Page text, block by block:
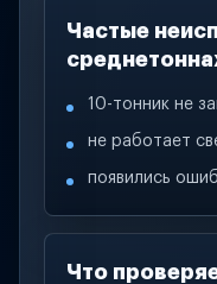
Частые
10-тонник не
не работает
появились
Что